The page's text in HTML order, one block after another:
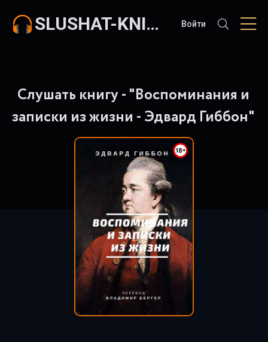
SLUSHAT-KNIGI.COM Войти
Слушать книгу - "Воспоминания и
записки из жизни - Эдвард Гиббон"